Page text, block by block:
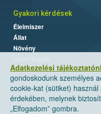
Adatkezelési
gondoskodunk személyes
cookie-kat (sütiket)
érdekében, melynek
„Elfogadom” gombra.
Gyakori kérdések
Élelmiszer
Állat
Növény